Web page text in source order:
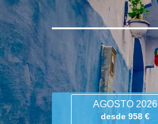
AGOSTO 2026
desde 958 €